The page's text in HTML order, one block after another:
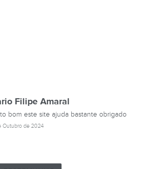
Filipe Amaral
bom este site ajuda bastante obrigado
Outubro de 2024